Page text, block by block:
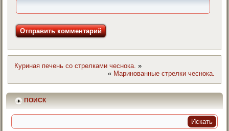
Куриная печень со стрелками чеснока. »
« Маринованные стрелки чеснока.
ПОИСК